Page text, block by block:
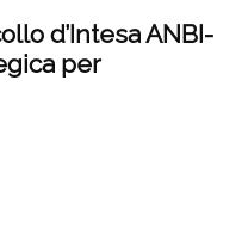
d’Intesa ANBI-
per